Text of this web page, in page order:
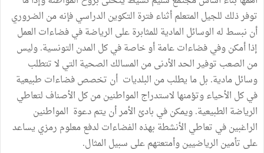
توفر ذلك للجيل المتعلم أثناء فترة التكوين الدراسي فإنه من الضروري
أن نبسط له الوسائل المادية للمثابرة على الرياضة في فضاءات العمل
إذا أمكن وفي فضاءات عامة أو خاصة في كل المدن التونسية. وليس
من الصعب توفير الحد الأدنى من المسالك الصحية التي لا تتطلب
وسائل مادية. بل ما يطلب من البلديات أن تخصص فضاءات طبيعية
في كل الأحياء وتؤمنها لاستدراج المواطنين من كل الأصناف لتعاطي
الرياضة الطبيعية. ويمكن في بادئ الأمر أن يتم دعوة المواطنين
الراغبين في تعاطي الأنشطة بهذه الفضاءات لدفع معلوم رمزي يساعد
على تأمين الرياضيين وأمتعتهم على سبيل المثال.